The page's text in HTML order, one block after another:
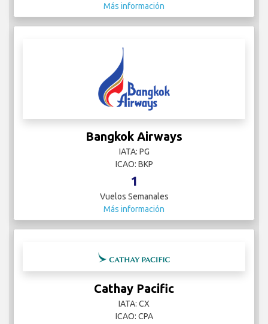
Más información
Bangkok Airways
IATA: PG
ICAO: BKP
1
Vuelos Semanales
Más información
Cathay Pacific
IATA: CX
ICAO: CPA